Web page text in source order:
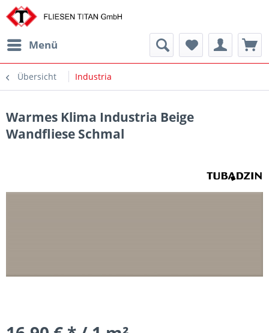
Menü
Übersicht Industria
Warmes Klima Industria Beige
Wandfliese Schmal